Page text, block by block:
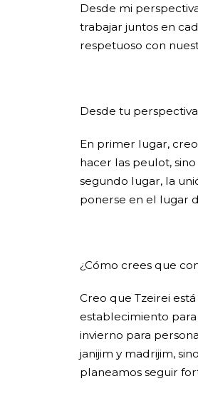
Desde mi
trabajar juntos en
respetuoso con
Desde tu
En primer lugar,
hacer las peulot,
segundo lugar, la
ponerse en el lugar
¿Cómo crees que
Creo que Tzeirei
establecimiento
invierno para
janijim y madrijim,
planeamos seguir